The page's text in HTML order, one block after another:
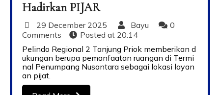
Hadirkan PIJAR
29 December 2025 Bayu
0
Comments
Posted at 20:14
Pelindo Regional 2 Tanjung Priok memberikan d
ukungan berupa pemanfaatan ruangan di Termi
nal Penumpang Nusantara sebagai lokasi layan
an pijat.